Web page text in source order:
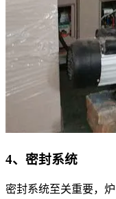
4、密封系统
密封系统至关重要，